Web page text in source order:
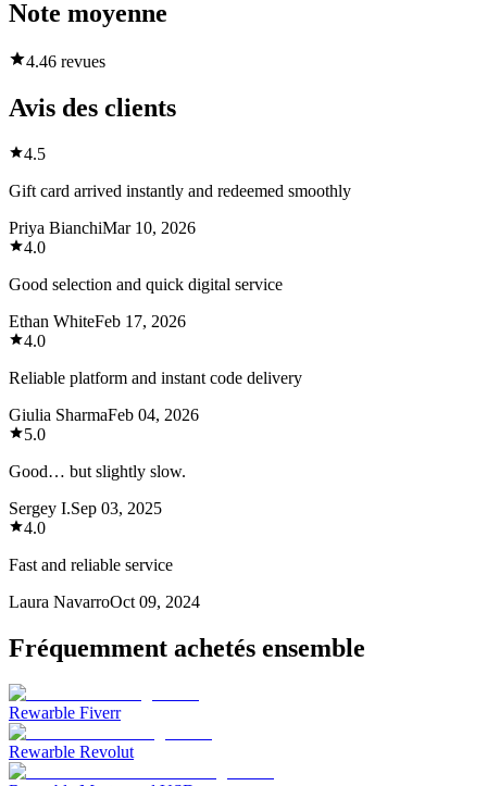
Note moyenne
4.46 revues
Avis des clients
4.5
Gift card arrived instantly and redeemed smoothly
Priya BianchiMar 10, 2026
4.0
Good selection and quick digital service
Ethan WhiteFeb 17, 2026
4.0
Reliable platform and instant code delivery
Giulia SharmaFeb 04, 2026
5.0
Good… but slightly slow.
Sergey I.Sep 03, 2025
4.0
Fast and reliable service
Laura NavarroOct 09, 2024
Fréquemment achetés ensemble
Rewarble Fiverr
Rewarble Revolut